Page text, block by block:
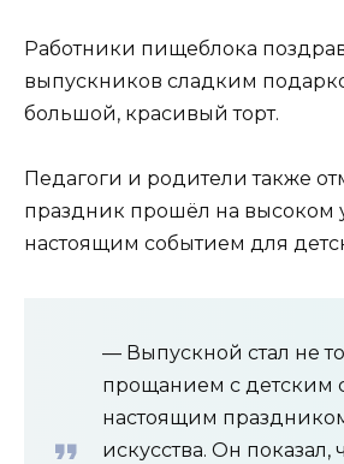
Работники пищеблока
выпускников сладким
большой, красивый торт.
Педагоги и родители также
праздник прошёл на высоком
настоящим событием для
— Выпускной стал не
прощанием с детским
настоящим
искусства. Он показал,